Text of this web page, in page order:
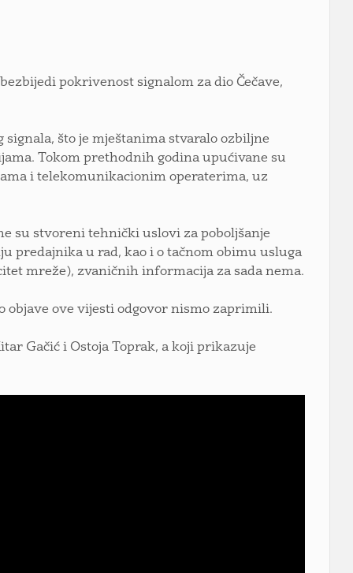
pokrivenost signalom za dio Čečave,
signala, što je mještanima stvaralo ozbiljne
Tokom prethodnih godina upućivane su
i telekomunikacionim operaterima, uz
su stvoreni tehnički uslovi za poboljšanje
predajnika u rad, kao i o tačnom obimu usluga
mreže), zvaničnih informacija za sada nema.
objave ove vijesti odgovor nismo zaprimili.
Gačić i Ostoja Toprak, a koji prikazuje